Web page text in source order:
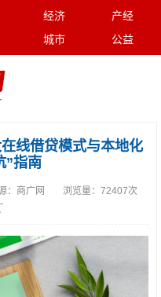
经济
产经
城市 公益
线借贷模式与本地化
”指南
： 商广网 浏览量： 72407次